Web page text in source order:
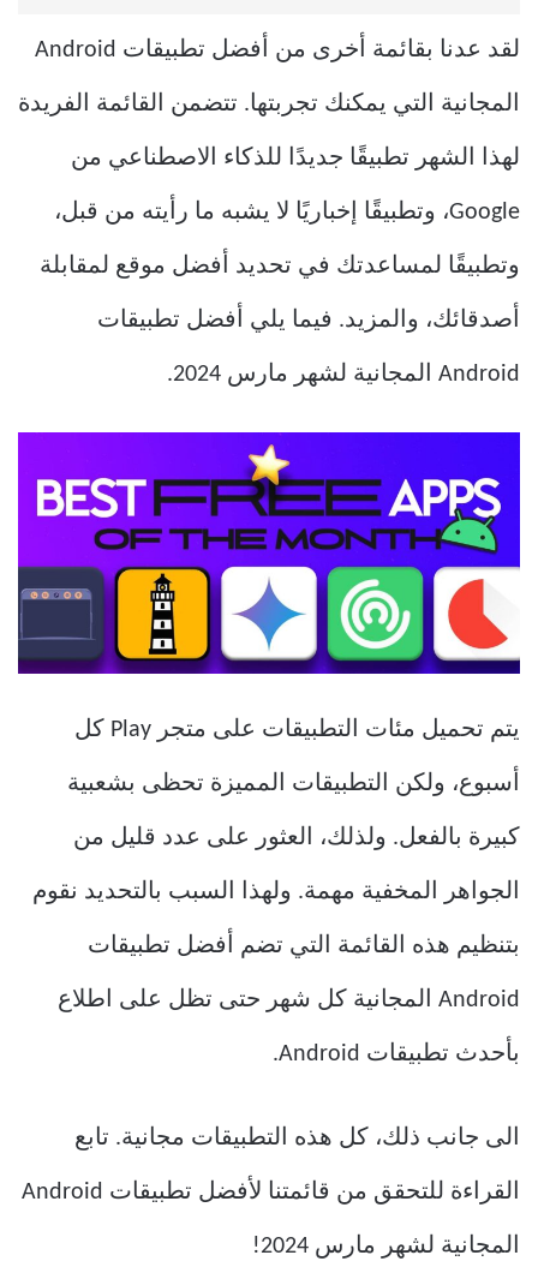
لقد عدنا بقائمة أخرى من أفضل تطبيقات Android
المجانية التي يمكنك تجربتها. تتضمن القائمة الفريدة
لهذا الشهر تطبيقًا جديدًا للذكاء الاصطناعي من
Google، وتطبيقًا إخباريًا لا يشبه ما رأيته من قبل،
وتطبيقًا لمساعدتك في تحديد أفضل موقع لمقابلة
أصدقائك، والمزيد. فيما يلي أفضل تطبيقات
Android المجانية لشهر مارس 2024.
يتم تحميل مئات التطبيقات على متجر Play كل
أسبوع، ولكن التطبيقات المميزة تحظى بشعبية
كبيرة بالفعل. ولذلك، العثور على عدد قليل من
الجواهر المخفية مهمة. ولهذا السبب بالتحديد نقوم
بتنظيم هذه القائمة التي تضم أفضل تطبيقات
Android المجانية كل شهر حتى تظل على اطلاع
بأحدث تطبيقات Android.
الى جانب ذلك، كل هذه التطبيقات مجانية. تابع
القراءة للتحقق من قائمتنا لأفضل تطبيقات Android
المجانية لشهر مارس 2024!